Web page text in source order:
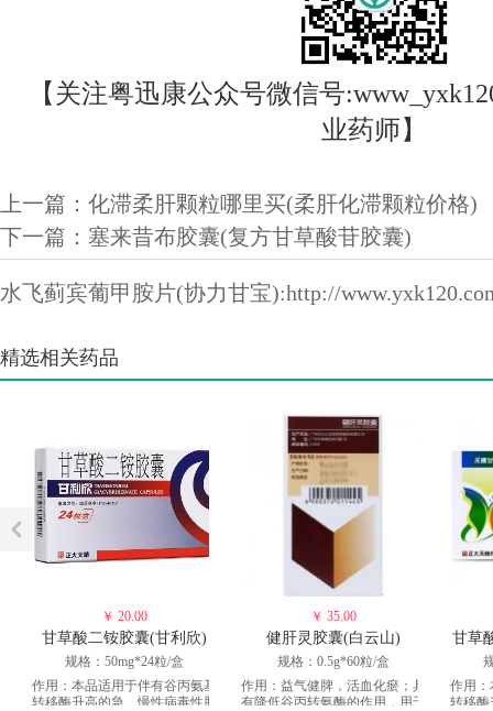
【关注粤迅康公众号微信号
业药师】
上一篇： 化滞柔肝颗粒哪里买(柔肝化滞颗粒价格)
下一篇： 塞来昔布胶囊(复方甘草酸苷胶囊)
水飞蓟宾葡甲胺片(协力甘宝):http://
精选相关药品
￥ 20.00
甘草酸二铵胶囊(甘利欣)
规格：50mg*24粒/盒
作用：本品适用于伴有谷丙氨基
转移酶升高的急、慢性病毒性肝
￥ 35.00
健肝灵胶囊(白云山)
规格：0.5g*60粒/盒
作用：益气健脾，活血化瘀；具
有降低谷丙转氨酶的作用，用于
甘草
作用：
转移酶